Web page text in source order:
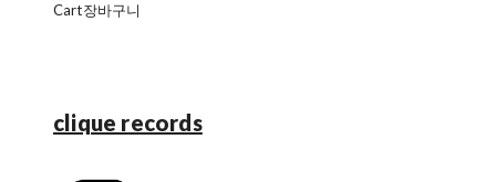
Cart장바구니
clique records